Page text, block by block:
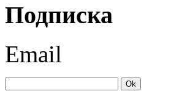
Подписка
Email